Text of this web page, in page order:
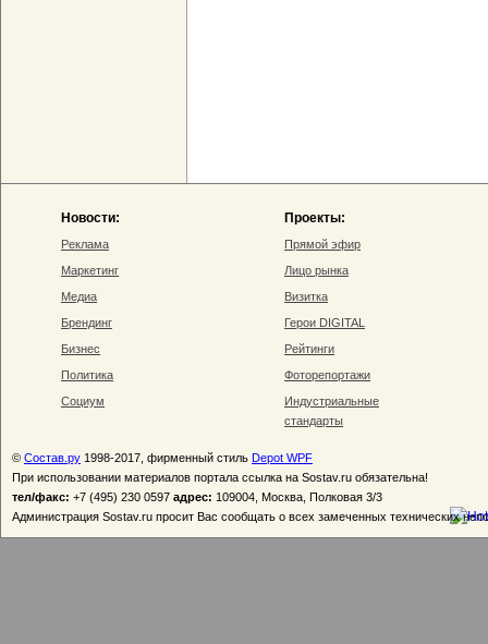
Новости:
Реклама
Маркетинг
Медиа
Брендинг
Бизнес
Политика
Социум
Проекты:
Прямой эфир
Лицо рынка
Визитка
Герои DIGITAL
Рейтинги
Фоторепортажи
Индустриальные
стандарты
© Состав.ру 1998-2017, фирменный стиль Depot WPF
При использовании материалов портала ссылка на Sostav.ru обязательна!
тел/факс: +7 (495) 230 0597 адрес: 109004, Москва, Полковая 3/3
Администрация Sostav.ru просит Вас сообщать о всех замеченных технических